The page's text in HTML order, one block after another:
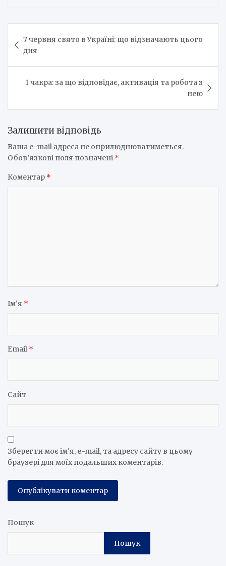
записів
7 червня свято в Україні: що відзначають цього
дня
1 чакра: за що відповідає, активація та робота з
нею
Залишити відповідь
Ваша e-mail адреса не оприлюднюватиметься.
Обов’язкові поля позначені *
Коментар *
Ім'я *
Email *
Сайт
Зберегти моє ім'я, e-mail, та адресу сайту в цьому
браузері для моїх подальших коментарів.
Пошук
Пошук